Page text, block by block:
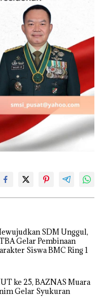
SDM Unggul,
Gelar Pembinaan
Siswa BMC Ring 1
ke 25, BAZNAS Muara
Gelar Syukuran